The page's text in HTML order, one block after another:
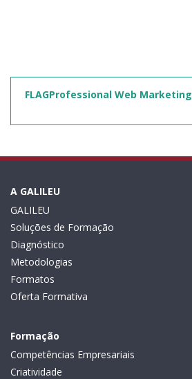
FLAGProfessional Web Marketing
A GALILEU
GALILEU
Soluções de Formação
Diagnóstico
Metodologias
Formatos
Oferta Formativa
Formação
Competências Empresariais
Criatividade